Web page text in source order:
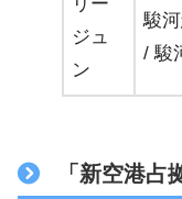
ジュ
ン
駿
/ 駿
「新空港占